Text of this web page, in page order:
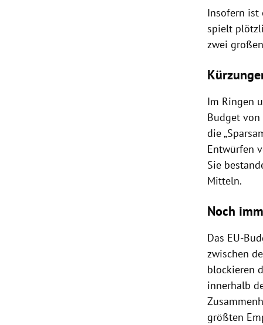
Insofern ist
spielt
zwei
Im Ringen
Budget von
die
Entwürfen
Sie
Mitteln.
Noch
Das EU-
zwischen
blockieren
innerhalb
größten